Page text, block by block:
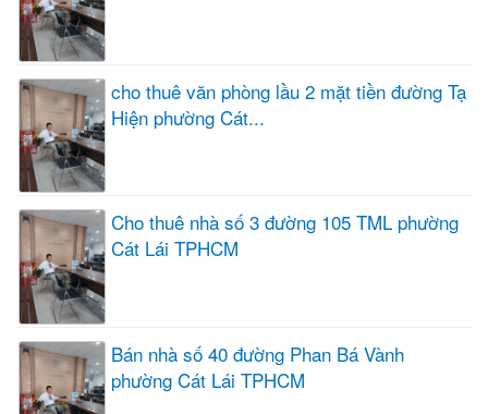
cho thuê văn phòng lầu 2 mặt tiền đường Tạ
Hiện phường Cát...
Cho thuê nhà số 3 đường 105 TML phường
Cát Lái TPHCM
Bán nhà số 40 đường Phan Bá Vành
phường Cát Lái TPHCM